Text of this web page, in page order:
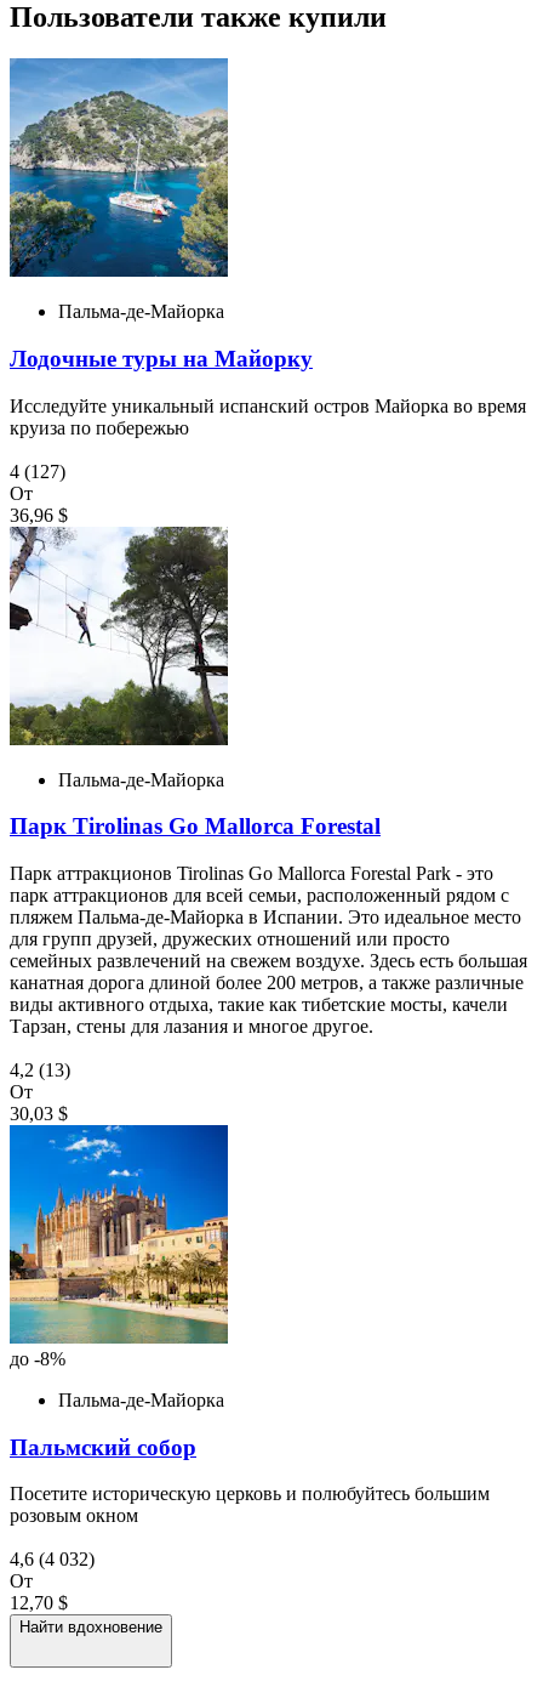
Пользователи также купили
Пальма-де-Майорка
Лодочные туры на Майорку
Исследуйте уникальный испанский остров Майорка во время
круиза по побережью
4 (127)
От
36,96 $
Пальма-де-Майорка
Парк Tirolinas Go Mallorca Forestal
Парк аттракционов Tirolinas Go Mallorca Forestal Park - это
парк аттракционов для всей семьи, расположенный рядом с
пляжем Пальма-де-Майорка в Испании. Это идеальное место
для групп друзей, дружеских отношений или просто
семейных развлечений на свежем воздухе. Здесь есть большая
канатная дорога длиной более 200 метров, а также различные
виды активного отдыха, такие как тибетские мосты, качели
Тарзан, стены для лазания и многое другое.
4,2 (13)
От
30,03 $
до -8%
Пальма-де-Майорка
Пальмский собор
Посетите историческую церковь и полюбуйтесь большим
розовым окном
4,6 (4 032)
От
12,70 $
Найти вдохновение